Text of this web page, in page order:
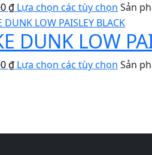
₫ Lựa chọn các tùy chọn Sản
DUNK LOW
₫ Lựa chọn các tùy chọn Sản